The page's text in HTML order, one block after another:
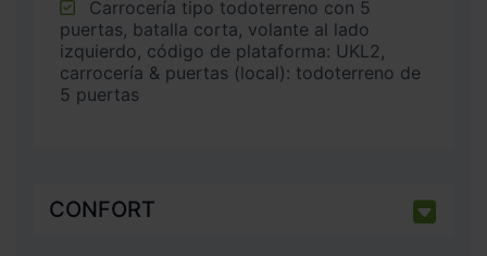
puertas, batalla corta, volante al lado
izquierdo, código de plataforma: UKL2,
carrocería & puertas (local): todoterreno de
5 puertas
CONFORT